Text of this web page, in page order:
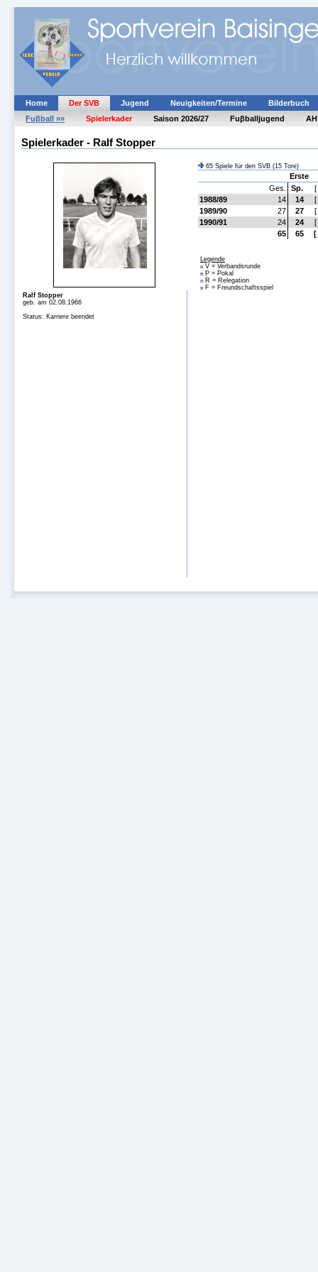
Home Der SVB Jugend Neuigkeiten/Termine
Bilderbuch
Fuβball »»
Spielerkader Saison 2026/27 Fuβballjugend AH
Spielerkader - Ralf Stopper
65 Spiele für den SVB (15 Tore)
Erste
Ges.
Sp.
[
1988/89
14 14
[
1989/90
27 27
[
1990/91
24 24
[
65
65 [
Legende
nV = Verbandsrunde
nP = Pokal
nR = Relegation
nF = Freundschaftsspiel
Ralf Stopper
geb. am 02.08.1966
Status: Karriere beendet